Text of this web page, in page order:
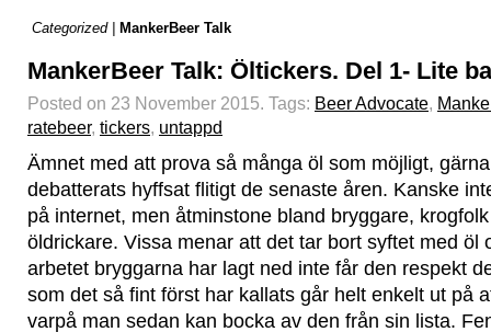
Categorized | MankerBeer Talk
MankerBeer Talk: Öltickers. Del 1- Lite
Posted on 23 November 2015. Tags: Beer Advocate,
ratebeer, tickers, untappd
Ämnet med att prova så många öl som möjligt,
debatterats hyffsat flitigt de senaste åren. Kanske
på internet, men åtminstone bland bryggare,
öldrickare. Vissa menar att det tar bort syftet med öl
arbetet bryggarna har lagt ned inte får den respekt
som det så fint först har kallats går helt enkelt ut på
varpå man sedan kan bocka av den från sin lista.